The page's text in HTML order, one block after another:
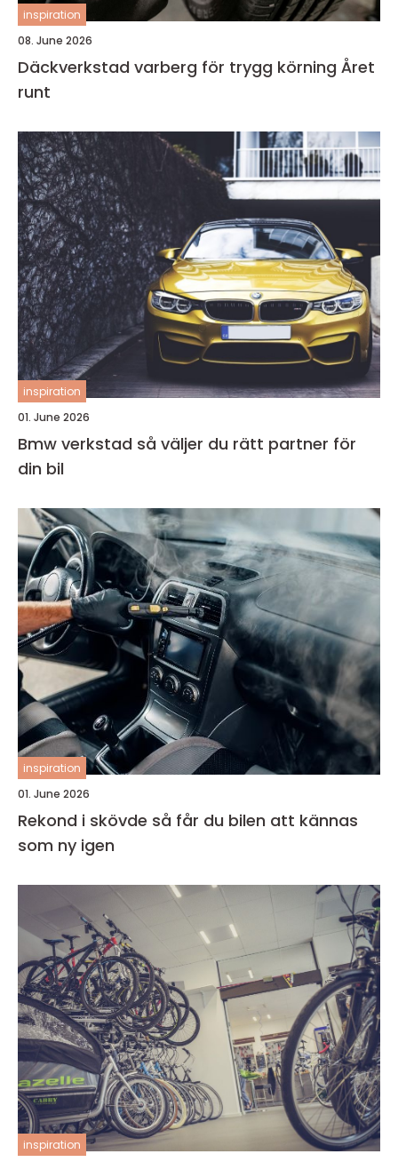
inspiration
08. June 2026
Däckverkstad varberg för trygg körning Året
runt
inspiration
01. June 2026
Bmw verkstad så väljer du rätt partner för
din bil
inspiration
01. June 2026
Rekond i skövde så får du bilen att kännas
som ny igen
inspiration